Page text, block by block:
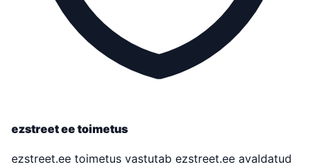
ezstreet ee toimetus
ezstreet.ee toimetus vastutab ezstreet.ee avaldatud